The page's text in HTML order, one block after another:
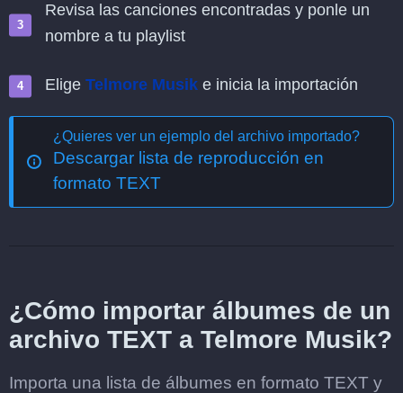
Revisa las canciones encontradas y ponle un
nombre a tu playlist
Elige Telmore Musik e inicia la importación
¿Quieres ver un ejemplo del archivo importado?
Descargar lista de reproducción en
formato TEXT
¿Cómo importar álbumes de un
archivo TEXT a Telmore Musik?
Importa una lista de álbumes en formato TEXT y